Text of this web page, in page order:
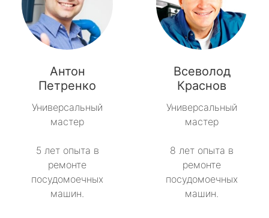
Антон
Петренко
Универсальный
мастер
5 лет опыта в
ремонте
посудомоечных
машин.
Всеволод
Краснов
Универсальный
мастер
8 лет опыта в
ремонте
посудомоечных
машин.